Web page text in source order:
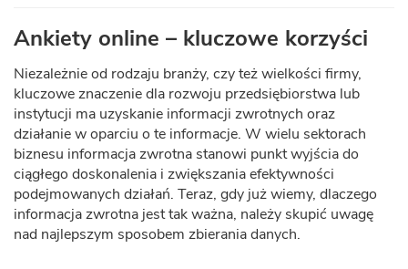
Ankiety online – kluczowe korzyści
Niezależnie od rodzaju branży, czy też wielkości firmy,
kluczowe znaczenie dla rozwoju przedsiębiorstwa lub
instytucji ma uzyskanie informacji zwrotnych oraz
działanie w oparciu o te informacje. W wielu sektorach
biznesu informacja zwrotna stanowi punkt wyjścia do
ciągłego doskonalenia i zwiększania efektywności
podejmowanych działań. Teraz, gdy już wiemy, dlaczego
informacja zwrotna jest tak ważna, należy skupić uwagę
nad najlepszym sposobem zbierania danych.